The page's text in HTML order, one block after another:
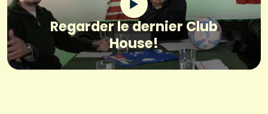
Regarder le dernier Club
House!